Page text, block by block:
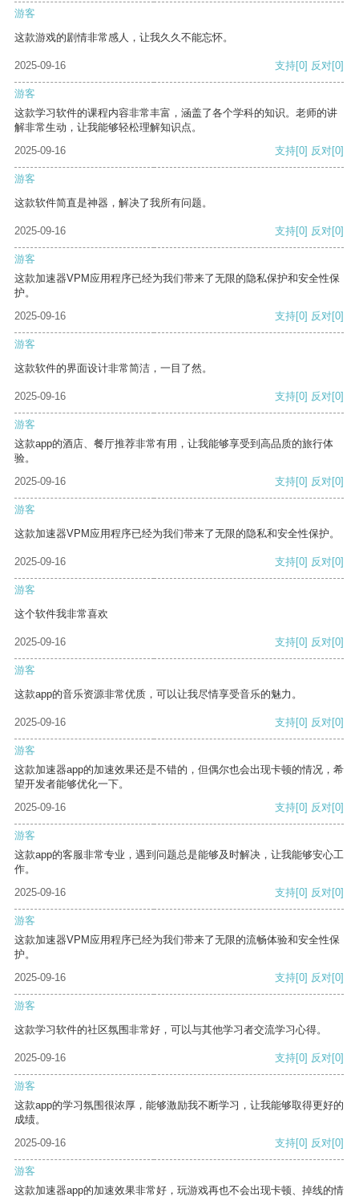
游客
这款游戏的剧情非常感人，让我久久不能忘怀。
2025-09-16 支持[0] 反对[0]
游客
这款学习软件的课程内容非常丰富，涵盖了各个学科的知识。老师的讲
解非常生动，让我能够轻松理解知识点。
2025-09-16
支持[0] 反对[0]
游客
这款软件简直是神器，解决了我所有问题。
2025-09-16 支持[0] 反对[0]
游客
这款加速器VPM应用程序已经为我们带来了无限的隐私保护和安全性保
护。
2025-09-16
支持[0] 反对[0]
游客
这款软件的界面设计非常简洁，一目了然。
2025-09-16 支持[0] 反对[0]
游客
这款app的酒店、餐厅推荐非常有用，让我能够享受到高品质的旅行体
验。
2025-09-16
支持[0] 反对[0]
游客
这款加速器VPM应用程序已经为我们带来了无限的隐私和安全性保护。
2025-09-16 支持[0] 反对[0]
游客
这个软件我非常喜欢
2025-09-16 支持[0] 反对[0]
游客
这款app的音乐资源非常优质，可以让我尽情享受音乐的魅力。
2025-09-16 支持[0] 反对[0]
游客
这款加速器app的加速效果还是不错的，但偶尔也会出现卡顿的情况，希
望开发者能够优化一下。
2025-09-16
支持[0] 反对[0]
游客
这款app的客服非常专业，遇到问题总是能够及时解决，让我能够安心工
作。
2025-09-16
支持[0] 反对[0]
游客
这款加速器VPM应用程序已经为我们带来了无限的流畅体验和安全性保
护。
2025-09-16
支持[0] 反对[0]
游客
这款学习软件的社区氛围非常好，可以与其他学习者交流学习心得。
2025-09-16 支持[0] 反对[0]
游客
这款app的学习氛围很浓厚，能够激励我不断学习，让我能够取得更好的
成绩。
2025-09-16
支持[0] 反对[0]
游客
这款加速器app的加速效果非常好，玩游戏再也不会出现卡顿、掉线的情